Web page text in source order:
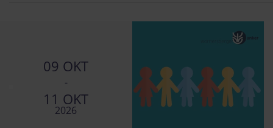
09 OKT
-
11 OKT
2026